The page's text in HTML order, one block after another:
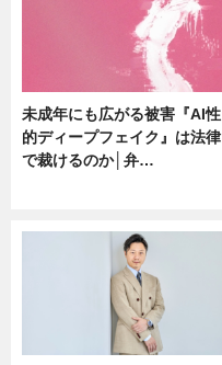
未成年にも広がる被害『AI性
的ディープフェイク』は法律
で裁けるのか│弁…